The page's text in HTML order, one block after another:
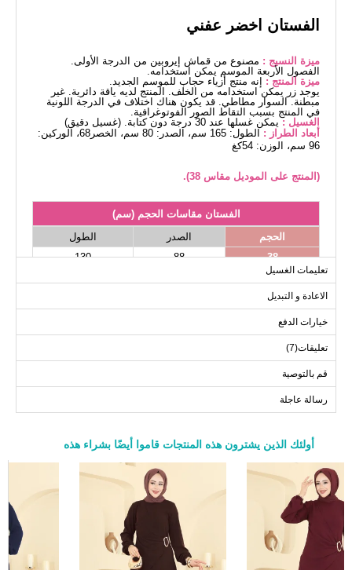
الفستان اخضر عفني
ميزة النسيج : مصنوع من قماش إيروبين من الدرجة الأولى.
الفصول الأربعة الموسم يمكن استخدامه.
ميزة المنتج : إنه منتج أزياء حجاب للموسم الجديد.
يوجد زر يمكن استخدامه من الخلف. المنتج لديه ياقة دائرية. غير
مبطنة. السوار مطاطي. قد يكون هناك اختلاف في الدرجة اللونية
في المنتج بسبب التقاط الصور الفوتوغرافية.
الغسيل : يمكن غسلها عند 30 درجة دون كتابة. (غسيل دقيق)
أبعاد الطراز :
الطول: 165 سم، الصدر: 80 سم، الخصر68، الوركين:
96 سم، الوزن: 54كغ
(المنتج على الموديل مقاس 38).
الفستان مقاسات الحجم (سم)
الحجم
الصدر
الطول
38
88
130
40
42
46
104
130
48
108
130
تعليمات الغسيل
الاعادة و التبديل
خيارات الدفع
تعليقات(7)
قم بالتوصية
رسالة عاجلة
أولئك الذين يشترون هذه المنتجات قاموا أيضًا بشراء هذه
a>